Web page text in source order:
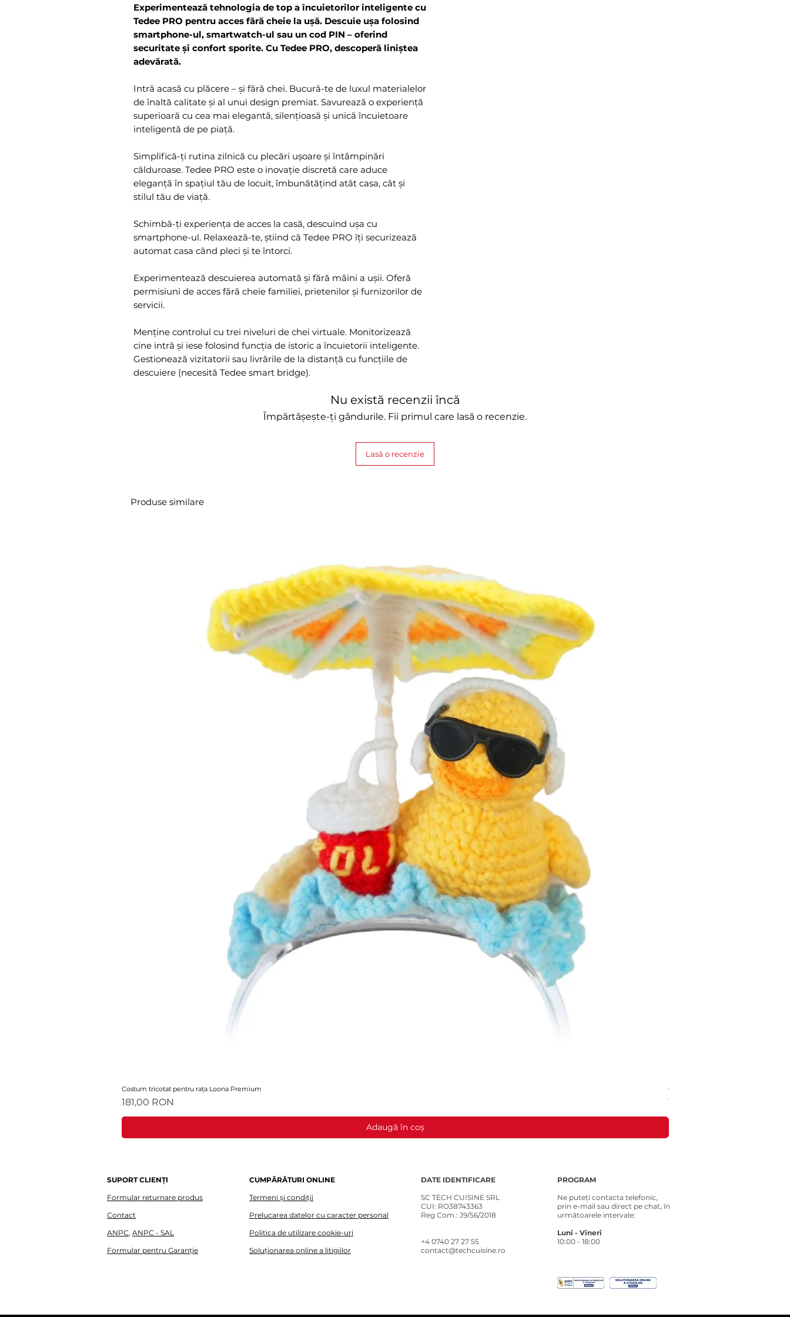
Experimentează tehnologia de top a încuietorilor inteligente cu
Tedee PRO pentru acces fără cheie la ușă. Descuie ușa folosind
smartphone-ul, smartwatch-ul sau un cod PIN – oferind
securitate și confort sporite. Cu Tedee PRO, descoperă liniștea
adevărată.
Intră acasă cu plăcere – și fără chei. Bucură-te de luxul materialelor
de înaltă calitate și al unui design premiat. Savurează o experiență
superioară cu cea mai elegantă, silențioasă și unică încuietoare
inteligentă de pe piață.
Simplifică-ți rutina zilnică cu plecări ușoare și întâmpinări
călduroase. Tedee PRO este o inovație discretă care aduce
eleganță în spațiul tău de locuit, îmbunătățind atât casa, cât și
stilul tău de viață.
Schimbă-ți experiența de acces la casă, descuind ușa cu
smartphone-ul. Relaxează-te, știind că Tedee PRO îți securizează
automat casa când pleci și te întorci.
Experimentează descuierea automată și fără mâini a ușii. Oferă
permisiuni de acces fără cheie familiei, prietenilor și furnizorilor de
servicii.
Menține controlul cu trei niveluri de chei virtuale. Monitorizează
cine intră și iese folosind funcția de istoric a încuietorii inteligente.
Gestionează vizitatorii sau livrările de la distanță cu funcțiile de
descuiere (necesită Tedee smart bridge).
Nu există recenzii încă
Împărtășește-ți gândurile. Fii primul care lasă o recenzie.
Lasă o recenzie
Produse similare
Costum tricotat pentru rața Loona Premium
Preț
181,00 RON
Adaugă în coș
Costum tricotat pentru Loona
Preț
181,00 RON
SUPORT CLIENȚI
Formular returnare produs
Contact
ANPC, ANPC - SAL
Formular pentru Garanție
CUMPĂRĂTURI ONLINE
Termeni și condiții
Prelucarea datelor cu caracter personal
Politica de utilizare cookie-uri
Soluționarea online a litigiilor
DATE IDENTIFICARE
SC TECH CUISINE SRL
CUI: RO38743363
Reg Com.: J9/56/2018
+4 0740 27 27 55​
contact@techcuisine.ro
PROGRAM
Ne puteți contacta telefonic,
prin e-mail sau direct pe chat, în
următoarele intervale:
Luni - Vineri
10:00 - 18:00